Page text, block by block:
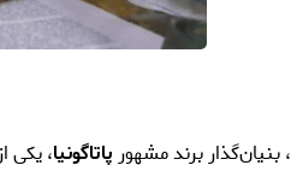
، بنیان‌گذار برند مشهور پاتاگونیا، یکی